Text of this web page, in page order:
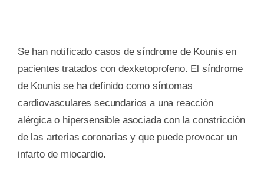
Se han notificado casos de síndrome de Kounis en
pacientes tratados con dexketoprofeno. El síndrome
de Kounis se ha definido como síntomas
cardiovasculares secundarios a una reacción
alérgica o hipersensible asociada con la constricción
de las arterias coronarias y que puede provocar un
infarto de miocardio.